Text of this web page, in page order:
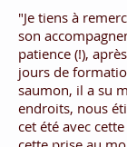
"Je tiens à
son
patience (!),
jours de
saumon, il a su
endroits, nous
cet été avec